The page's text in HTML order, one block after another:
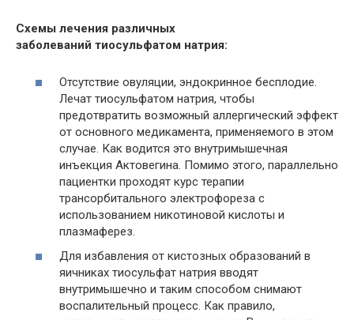
Схемы лечения различных
заболеваний тиосульфатом натрия:
Отсутствие овуляции, эндокринное бесплодие.
Лечат тиосульфатом натрия, чтобы
предотвратить возможный аллергический эффект
от основного медикамента, применяемого в этом
случае. Как водится это внутримышечная
инъекция Актовегина. Помимо этого, параллельно
пациентки проходят курс терапии
трансорбитального электрофореза с
использованием никотиновой кислоты и
плазмаферез.
Для избавления от кистозных образований в
яичниках тиосульфат натрия вводят
внутримышечно и таким способом снимают
воспалительный процесс. Как правило,